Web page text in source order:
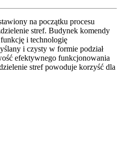
na początku procesu
stref. Budynek komendy
i technologię
i czysty w formie podział
efektywnego funkcjonowania
stref powoduje korzyść dla